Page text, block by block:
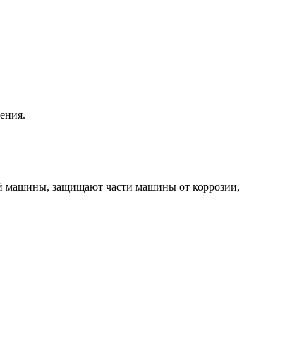
машины, защищают части машины от коррозии,